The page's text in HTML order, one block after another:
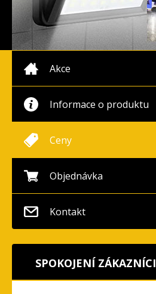
Akce
Informace o produktu
Ceny
Objednávka
Kontakt
SPOKOJENÍ ZÁKAZNÍCI